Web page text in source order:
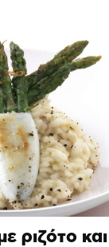
ριζότο και